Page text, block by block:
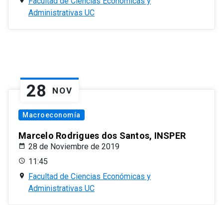
Administrativas UC
28 NOV
Macroeconomía
Marcelo Rodrigues dos Santos, INSPER
28 de Noviembre de 2019
11:45
Facultad de Ciencias Económicas y
Administrativas UC